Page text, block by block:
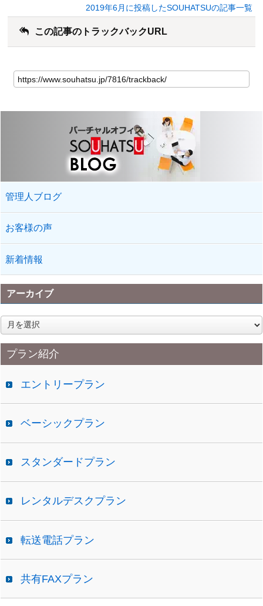
2019年6月に投稿したSOUHATSUの記事一覧
この記事のトラックバックURL
管理人ブログ
お客様の声
新着情報
アーカイブ
ア
ー
カ
イプラン紹介
エントリープラン
ベーシックプラン
スタンダードプラン
レンタルデスクプラン
転送電話プラン
共有FAXプラン